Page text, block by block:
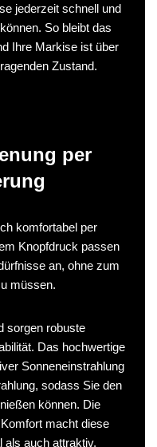
jederzeit schnell und
So bleibt das
Ihre Markise ist über
Zustand.
per
komfortabel per
Knopfdruck passen
an, ohne zum
müssen.
sorgen robuste
Das hochwertige
Sonneneinstrahlung
sodass Sie den
können. Die
macht diese
als auch attraktiv.